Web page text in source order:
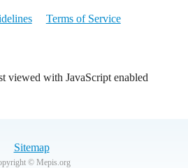
Terms of Service
viewed with JavaScript enabled
Sitemap
© Mepis.org